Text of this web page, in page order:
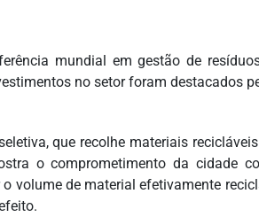
mundial em gestão de
no setor foram destacados
que recolhe materiais
o comprometimento da cidade
volume de material efetivamente